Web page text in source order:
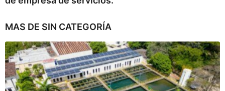
MAS DE SIN CATEGORÍA